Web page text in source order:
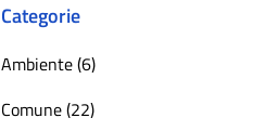
Categorie
Ambiente (6)
Comune (22)